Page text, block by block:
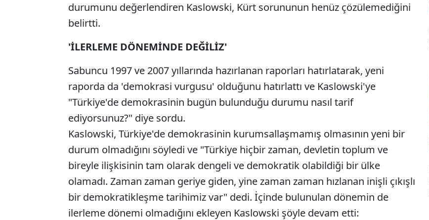
durumunu değerlendiren Kaslowski, Kürt sorununun henüz çözülemediğini
belirtti.
'İLERLEME DÖNEMİNDE DEĞİLİZ'
Sabuncu 1997 ve 2007 yıllarında hazırlanan raporları hatırlatarak, yeni
raporda da 'demokrasi vurgusu' olduğunu hatırlattı ve Kaslowski'ye
"Türkiye'de demokrasinin bugün bulunduğu durumu nasıl tarif
ediyorsunuz?" diye sordu.
Kaslowski, Türkiye'de demokrasinin kurumsallaşmamış olmasının yeni bir
durum olmadığını söyledi ve "Türkiye hiçbir zaman, devletin toplum ve
bireyle ilişkisinin tam olarak dengeli ve demokratik olabildiği bir ülke
olamadı. Zaman zaman geriye giden, yine zaman zaman hızlanan inişli çıkışlı
bir demokratikleşme tarihimiz var" dedi. İçinde bulunulan dönemin de
ilerleme dönemi olmadığını ekleyen Kaslowski şöyle devam etti: